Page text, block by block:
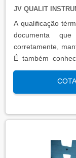
JV QUALIT
A qualificação
documenta
corretamente,
É também
qualificação
qualidade e
precisam de
produtos, como
qualificação
técnico que